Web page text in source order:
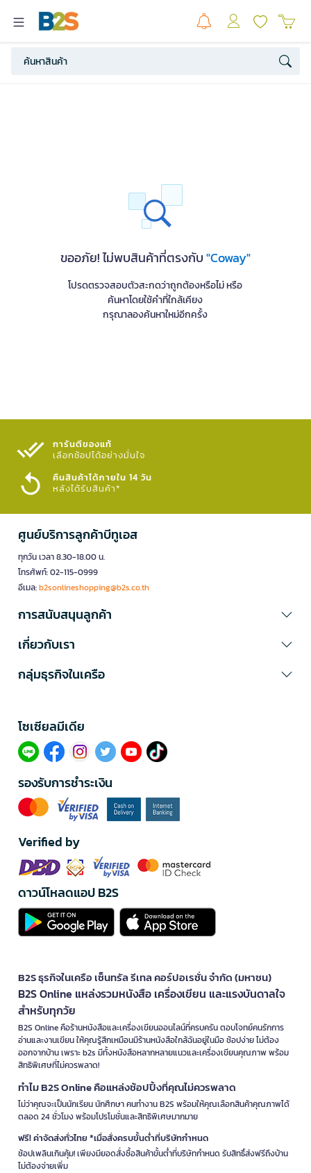
ขออภัย! ไม่พบสินค้าที่ตรงกับ"Coway"
โปรดตรวจสอบตัวสะกดว่าถูกต้องหรือไม่ หรือ
ค้นหาโดยใช้คำที่ใกล้เคียง
กรุณาลองค้นหาใหม่อีกครั้ง
การันตีของแท้
เลือกช้อปได้อย่างมั่นใจ​
คืนสินค้าได้ภายใน 14 วัน
หลังได้รับสินค้า*
ศูนย์บริการลูกค้าบีทูเอส
ทุกวัน เวลา 8.30-18.00 น.
โทรศัพท์: 02-115-0999
อีเมล:b2sonlineshopping@b2s.co.th
การสนับสนุนลูกค้า
เกี่ยวกับเรา
กลุ่มธุรกิจในเครือ
โซเซียลมีเดีย​
รองรับการชำระเงิน
Verified by
ดาวน์โหลดแอป B2S
B2S ธุรกิจในเครือ เซ็นทรัล รีเทล คอร์ปอเรชั่น จำกัด (มหาชน)
B2S Online แหล่งรวมหนังสือ เครื่องเขียน และแรงบันดาลใจ
สำหรับทุกวัย
B2S Online คือร้านหนังสือและเครื่องเขียนออนไลน์ที่ครบครัน ตอบโจทย์คนรักการ
อ่านและงานเขียน ให้คุณรู้สึกเหมือนมีร้านหนังสือใกล้ฉันอยู่ในมือ ช้อปง่าย ไม่ต้อง
ออกจากบ้าน เพราะ b2s มีทั้งหนังสือหลากหลายแนวและเครื่องเขียนคุณภาพ พร้อม
สิทธิพิเศษที่ไม่ควรพลาด!
ทำไม B2S Online คือแหล่งช้อปปิ้งที่คุณไม่ควรพลาด
ไม่ว่าคุณจะเป็นนักเรียน นักศึกษา คนทำงาน B2S พร้อมให้คุณเลือกสินค้าคุณภาพได้
ตลอด 24 ชั่วโมง พร้อมโปรโมชั่นและสิทธิพิเศษมากมาย
ฟรี! ค่าจัดส่งทั่วไทย *เมื่อสั่งครบขั้นต่ำที่บริษัทกำหนด
ช้อปเพลินเกินคุ้ม! เพียงมียอดสั่งซื้อสินค้าขั้นต่ำที่บริษัทกำหนด รับสิทธิ์ส่งฟรีถึงบ้าน
ไม่ต้องจ่ายเพิ่ม